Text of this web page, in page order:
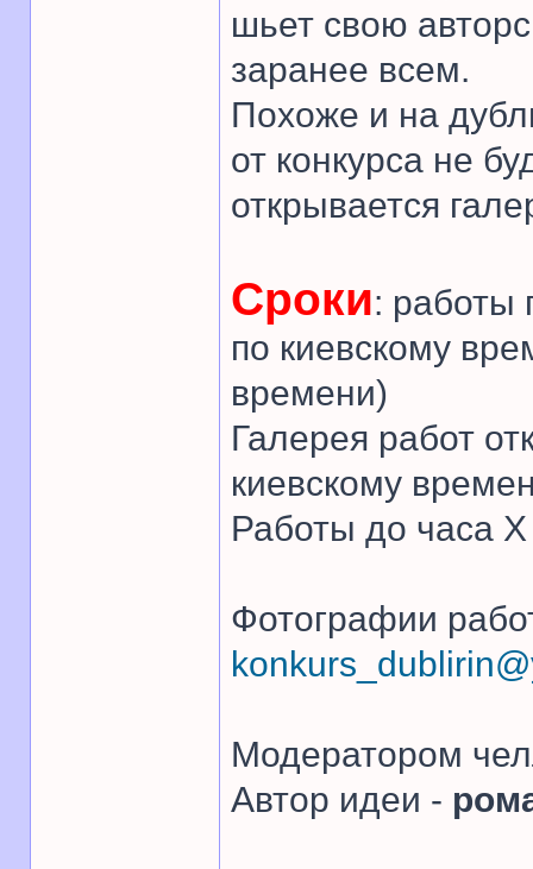
шьет свою
заранее всем.
Похоже и на
от конкурса не
открывается
Сроки: работы
по киевскому
времени)
Галерея работ
киевскому
Работы до часа
Фотографии
Модератором
Автор идеи -